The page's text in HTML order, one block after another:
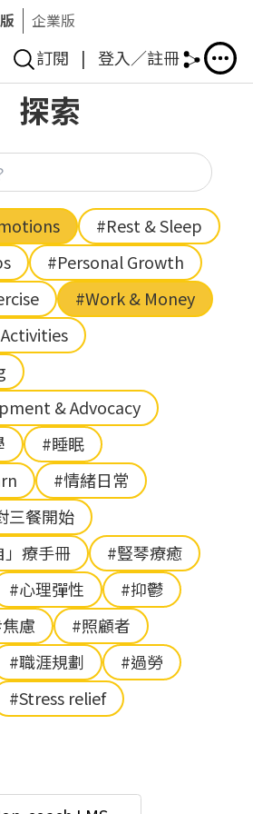
企業版
訂閱 | 登入／註冊
探索
#Rest & Sleep
#Personal Growth
#Work & Money
& Advocacy
#睡眠
#情緒日常
三餐開始
」療手冊
#豎琴療癒
#心理彈性
#抑鬱
慮
#照顧者
#職涯規劃
#過勞
#Stress relief